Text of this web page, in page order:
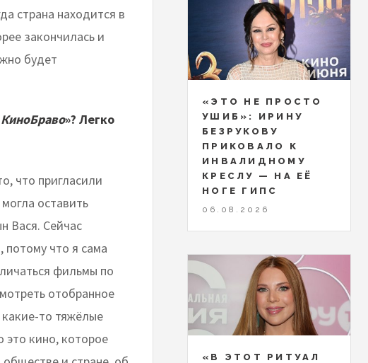
страна находится в
закончилась и
будет
КиноБраво»? Легко
что пригласили
оставить
Вася. Сейчас
что я сама
фильмы по
отобранное
то тяжёлые
это кино, которое
«ЭТО НЕ ПРОСТО
УШИБ»: ИРИНУ
БЕЗРУКОВУ
ПРИКОВАЛО К
ИНВАЛИДНОМУ
КРЕСЛУ — НА ЕЁ
НОГЕ ГИПС
06.08.2026
«В ЭТОТ РИТУАЛ